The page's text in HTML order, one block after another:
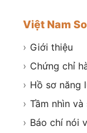
Việt Nam
› Giới thiệu
› Chứng chỉ
› Hồ sơ năng
› Tầm nhìn và
› Báo chí nói